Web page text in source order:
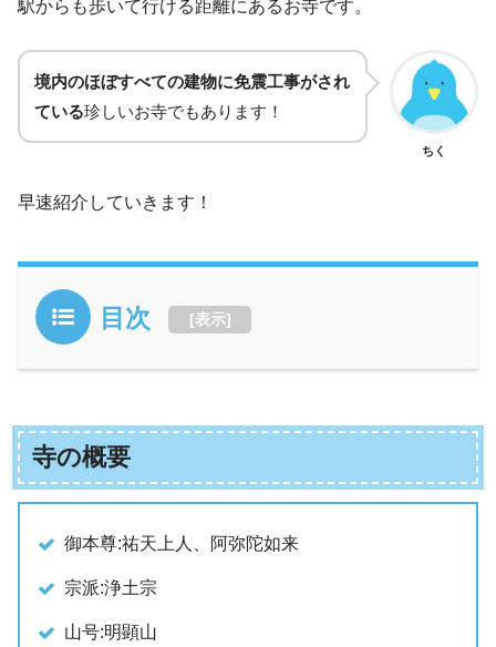
駅からも歩いて行ける距離にあるお寺です。
境内のほぼすべての建物に免震工事がされ
ている珍しいお寺でもあります！
ちく
早速紹介していきます！
目次 [表示]
寺の概要
御本尊:祐天上人、阿弥陀如来
宗派:浄土宗
山号:明顕山